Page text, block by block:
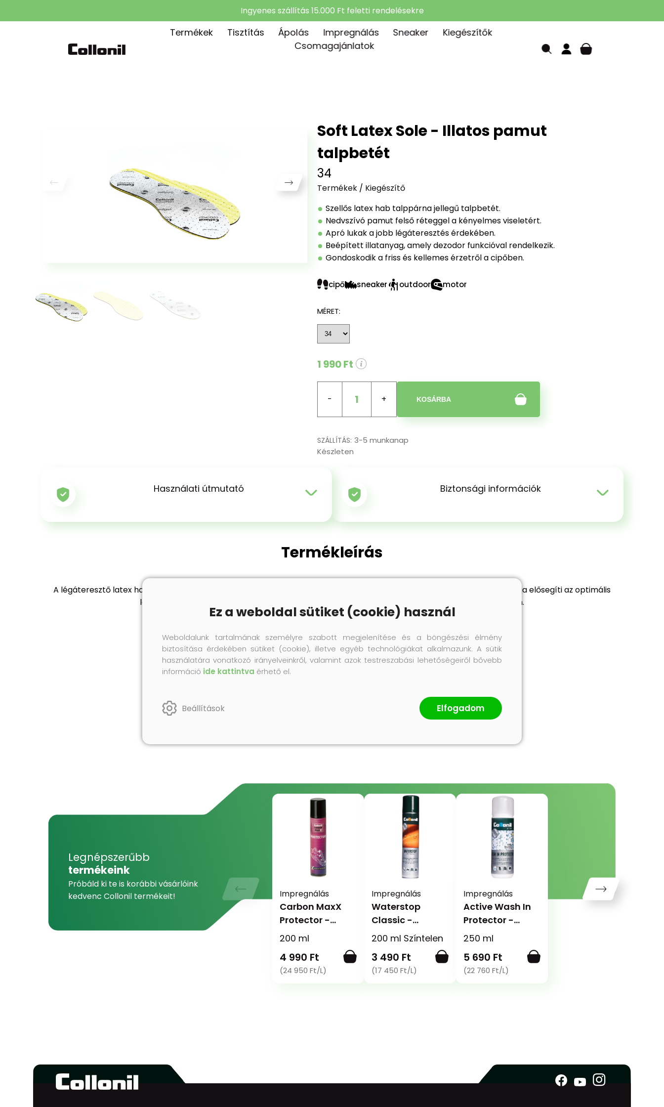
Ingyenes szállítás 15.000 Ft feletti rendelésekre
Termékek Tisztítás Ápolás Impregnálás Sneaker
Kiegészítők
Csomagajánlatok
Soft Latex Sole - Illatos pamut
talpbetét
34
Termékek / Kiegészítő
Szellős latex hab talppárna jellegű talpbetét.
Nedvszívó pamut felső réteggel a kényelmes viseletért.
Apró lukak a jobb légáteresztés érdekében.
Beépített illatanyag, amely dezodor funkcióval rendelkezik.
Gondoskodik a friss és kellemes érzetről a cipőben.
cipő sneaker outdoor motor
MÉRET:
1 990 Ft
1 KOSÁRBA
SZÁLLÍTÁS: 3-5 munkanap
Készleten
Használati útmutató Biztonsági információk
Termékleírás
A légáteresztő latex habból készült Soft Latex lábpárna nedvszívó pamut fedőréteggel rendelkezik. Az anyag perforációja elősegíti az optimális
levegőcserét. Az integrált illatanyag dezodorként funkcionál, és kellemes klímát biztosít a cipőben.
Termék értékelés
Legnépszerűbb
termékeink
Próbáld ki te is korábbi vásárlóink
kedvenc Collonil termékeit!
Impregnálás
Carbon MaxX
Protector -
Impregnáló
200 ml
4 990 Ft
(24 950 Ft/L)
Impregnálás
Waterstop
Classic -
Impregnáló és
fényvédő spray
200 ml Színtelen
3 490 Ft
(17 450 Ft/L)
Impregnálás
Active Wash In
Protector -
Bemosható
250 ml
5 690 Ft
(22 760 Ft/L)
Ez a weboldal sütiket (cookie) használ
Weboldalunk tartalmának személyre szabott megjelenítése és a böngészési élmény
biztosítása érdekében sütiket (cookie), illetve egyéb technológiákat alkalmazunk. A sütik
használatára vonatkozó irányelveinkről, valamint azok testreszabási lehetőségeiről bővebb
információ ide kattintva érhető el.
Beállítások Elfogadom